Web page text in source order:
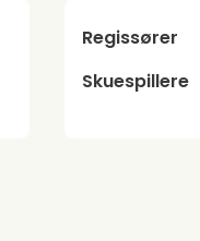
Regissører
Skuespillere